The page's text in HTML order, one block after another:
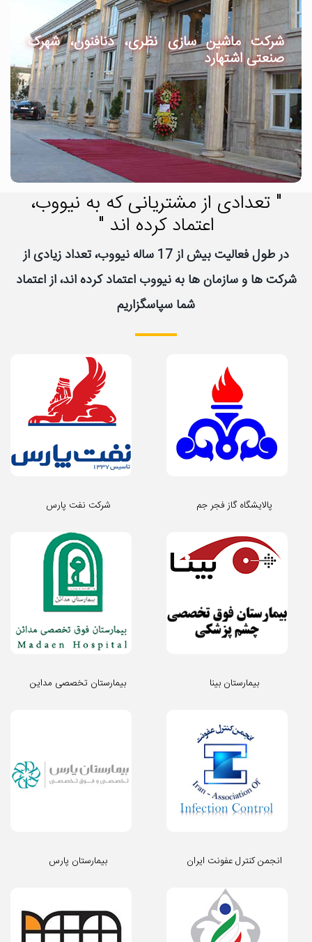
شرکت ماشین سازی نظری، دنافنون، شهرک
صنعتی اشتهارد
" تعدادی از مشتریانی که به نیووب،
اعتماد کرده اند "
در طول فعالیت بیش از 17 ساله نیووب، تعداد زیادی از
شرکت ها و سازمان ها به نیووب اعتماد کرده اند، از اعتماد
شما سپاسگزاریم
شرکت نفت پارس پالایشگاه گاز فجر جم
بیمارستان تخصصی مداین بیمارستان بینا
بیمارستان پارس انجمن کنترل عفونت ایران